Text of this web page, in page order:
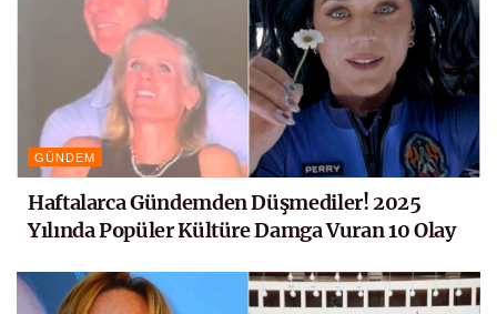
GÜNDEM
Haftalarca Gündemden Düşmediler! 2025
Yılında Popüler Kültüre Damga Vuran 10 Olay